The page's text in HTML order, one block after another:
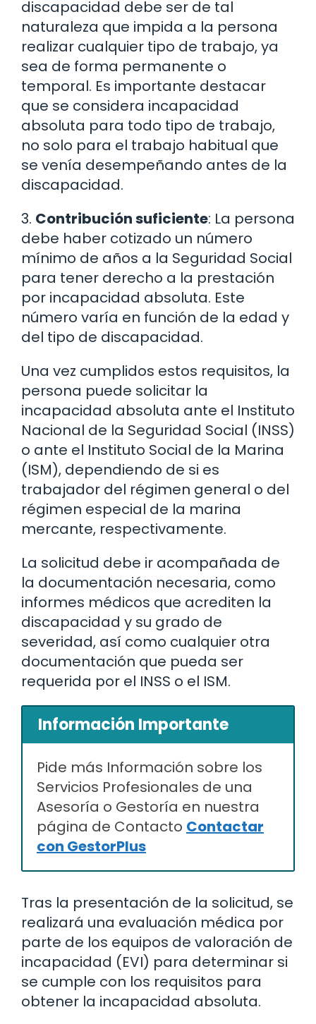
discapacidad debe ser de tal
naturaleza que impida a la persona
realizar cualquier tipo de trabajo, ya
sea de forma permanente o
temporal. Es importante destacar
que se considera incapacidad
absoluta para todo tipo de trabajo,
no solo para el trabajo habitual que
se venía desempeñando antes de la
discapacidad.
3. Contribución suficiente: La persona
debe haber cotizado un número
mínimo de años a la Seguridad Social
para tener derecho a la prestación
por incapacidad absoluta. Este
número varía en función de la edad y
del tipo de discapacidad.
Una vez cumplidos estos requisitos, la
persona puede solicitar la
incapacidad absoluta ante el Instituto
Nacional de la Seguridad Social (INSS)
o ante el Instituto Social de la Marina
(ISM), dependiendo de si es
trabajador del régimen general o del
régimen especial de la marina
mercante, respectivamente.
La solicitud debe ir acompañada de
la documentación necesaria, como
informes médicos que acrediten la
discapacidad y su grado de
severidad, así como cualquier otra
documentación que pueda ser
requerida por el INSS o el ISM.
Información Importante
Pide más Información sobre los
Servicios Profesionales de una
Asesoría o Gestoría en nuestra
página de Contacto Contactar
con GestorPlus
Tras la presentación de la solicitud, se
realizará una evaluación médica por
parte de los equipos de valoración de
incapacidad (EVI) para determinar si
se cumple con los requisitos para
obtener la incapacidad absoluta.